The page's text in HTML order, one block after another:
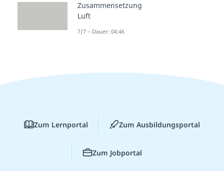
Zusammensetzung
Luft
7/7 – Dauer: 04:46
Zum Lernportal Zum Ausbildungsportal
Zum Jobportal